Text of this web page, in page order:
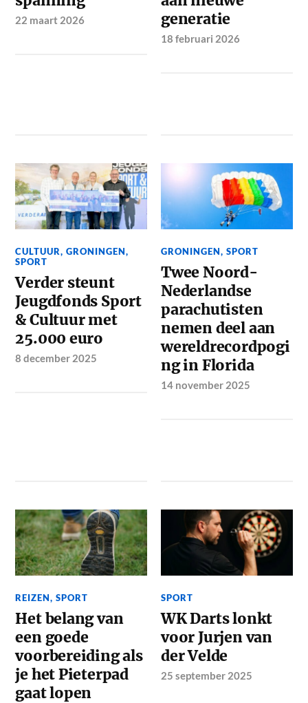
22 maart 2026
generatie
18 februari 2026
CULTUUR,GRONINGEN,
SPORT
Verder steunt
Jeugdfonds Sport
& Cultuur met
25.000 euro
8 december 2025
GRONINGEN,SPORT
Twee Noord-
Nederlandse
parachutisten
nemen deel aan
wereldrecordpogi
ng in Florida
14 november 2025
REIZEN,SPORT
Het belang van
een goede
voorbereiding als
je het Pieterpad
gaat lopen
SPORT
WK Darts lonkt
voor Jurjen van
der Velde
25 september 2025